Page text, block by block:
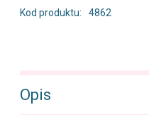
Kod produktu:
4862
Opis